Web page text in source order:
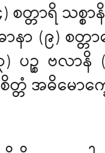
တ္တာရိ သစ္စာ
နာ (၉) စတ္တာ
ဉ္စ ဗလာနိ (
တံ အဓိမောက္